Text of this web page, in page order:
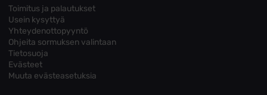
Toimitus ja palautukset
Usein kysyttyä
Yhteydenottopyyntö
Ohjeita sormuksen valintaan
Tietosuoja
Evästeet
Muuta evästeasetuksia